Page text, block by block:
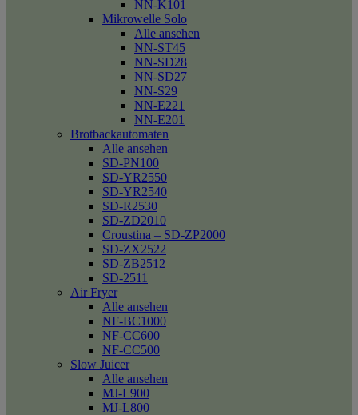
NN-K101
Mikrowelle Solo
Alle ansehen
NN-ST45
NN-SD28
NN-SD27
NN-S29
NN-E221
NN-E201
Brotbackautomaten
Alle ansehen
SD-PN100
SD-YR2550
SD-YR2540
SD-R2530
SD-ZD2010
Croustina – SD-ZP2000
SD-ZX2522
SD-ZB2512
SD-2511
Air Fryer
Alle ansehen
NF-BC1000
NF-CC600
NF-CC500
Slow Juicer
Alle ansehen
MJ-L900
MJ-L800